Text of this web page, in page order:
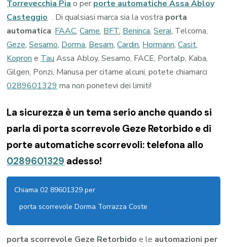
Torrevecchia Pia o per porte automatiche Assa Abloy
Casteggio . Di qualsiasi marca sia la vostra porta
automatica: FAAC,Came, BFT, Beninca,Serai, Telcoma,
Geze,Sesamo, Dorma, Besam,Cardin, Hormann,Casit,
Kopron e Tau Assa Abloy, Sesamo, FACE, Portalp, Kaba,
Gilgen, Ponzi, Manusa per citarne alcuni, potete chiamarci
0289601329 ma non ponetevi dei limiti!
La sicurezza è un tema serio anche quando si
parla di porta scorrevole Geze Retorbido e di
porte automatiche scorrevoli: telefona allo
0289601329 adesso!
Chiama 02 89601329 per
porta scorrevole Dorma Torrazza Coste
porta scorrevole Geze Retorbidoe le automazioni per